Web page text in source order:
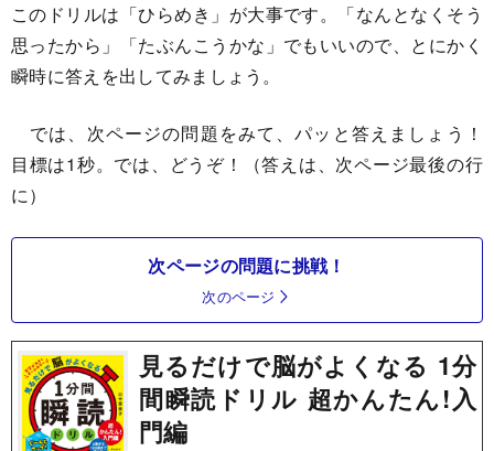
このドリルは「ひらめき」が大事です。「なんとなくそう
思ったから」「たぶんこうかな」でもいいので、とにかく
瞬時に答えを出してみましょう。
では、次ページの問題をみて、パッと答えましょう！
目標は1秒。では、どうぞ！（答えは、次ページ最後の行
に）
次ページの問題に挑戦！
次のページ
見るだけで脳がよくなる 1分
間瞬読ドリル 超かんたん!入
門編